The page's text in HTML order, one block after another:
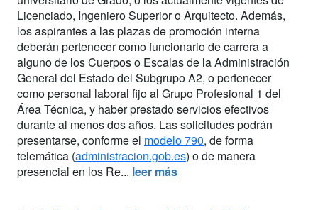
Licenciado, Ingeniero Superior o Arquitecto. Además,
los aspirantes a las plazas de promoción interna
deberán pertenecer como funcionario de carrera a
alguno de los Cuerpos o Escalas de la Administración
General del Estado del Subgrupo A2, o pertenecer
como personal laboral fijo al Grupo Profesional 1 del
Área Técnica, y haber prestado servicios efectivos
durante al menos dos años. Las solicitudes podrán
presentarse, conforme el modelo 790, de forma
telemática (administracion.gob.es) o de manera
presencial en los Re... leer más